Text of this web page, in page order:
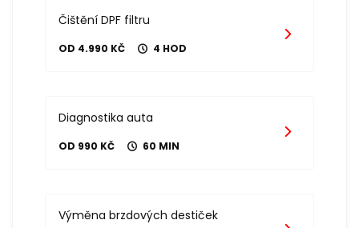
Čištění DPF filtru
OD 4.990 KČ 4 HOD
Diagnostika auta
OD 990 KČ 60 MIN
Výměna brzdových destiček